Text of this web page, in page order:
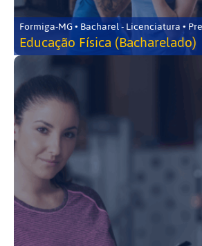
Formiga-MG • Bacharel - Licenciatura •
Educação Física (Bacharelado)